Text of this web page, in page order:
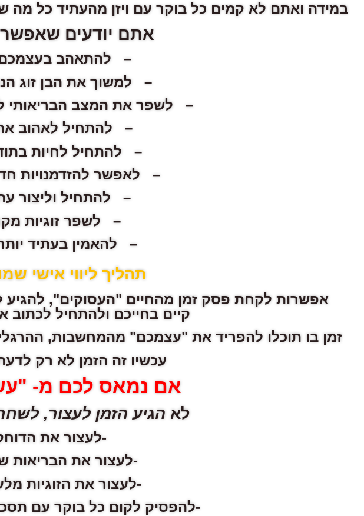
במידה ואתם לא קמים כל בוקר עם ויזן מהעתיד כל מה
אתם יודעים
–
להתאהב
–
למשוך את הבן זוג
–
לשפר את המצב הבריאותי
–
להתחיל לאהוב
–
להתחיל לחיות
–
לאפשר להזדמנויות
–
להתחיל וליצור
–
לשפר זוגיות
–
להאמין בעתיד
תהליך ליווי אישי
אפשרות לקחת פסק זמן מהחיים "העסוקים", להגיע
קיים בחייכם ולהתחיל
זמן בו תוכלו להפריד את "עצמכם" מהמחשבות,
עכשיו זה הזמן לא רק
אם נמאס לכם מ-
לא הגיע הזמן לעצור,
-לעצור את
-לעצור את הבריאות
-לעצור את הזוגיות
-להפסיק לקום כל בוקר עם